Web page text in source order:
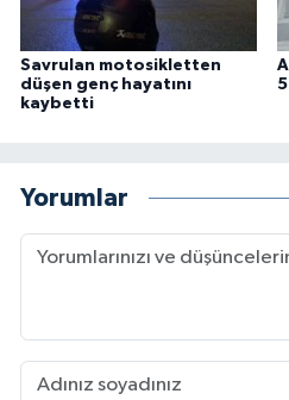
Savrulan motosikletten
düşen genç hayatını
kaybetti
Yorumlar